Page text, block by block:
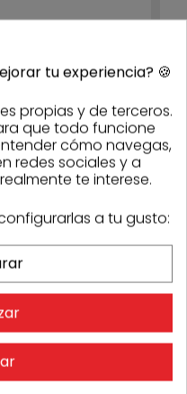
autoadhesivo Pentrilo
30x0,6m
tu experiencia? 🍪
propias y de terceros.
que todo funcione
cómo navegas,
redes sociales y a
te interese.
a tu gusto: